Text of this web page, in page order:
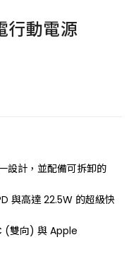
行動電源
設計，並配備可拆卸的
與高達 22.5W 的超級快
(雙向) 與 Apple